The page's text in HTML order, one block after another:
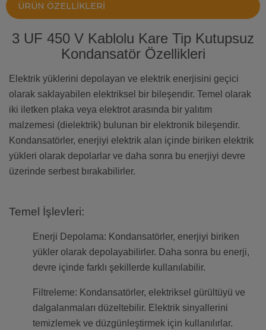
ÜRÜN ÖZELLIKLERI
3 UF 450 V Kablolu Kare Tip Kutupsuz
Kondansatör Özellikleri
Elektrik yüklerini depolayan ve elektrik enerjisini geçici
olarak saklayabilen elektriksel bir bileşendir. Temel olarak
iki iletken plaka veya elektrot arasında bir yalıtım
malzemesi (dielektrik) bulunan bir elektronik bileşendir.
Kondansatörler, enerjiyi elektrik alan içinde biriken elektrik
yükleri olarak depolarlar ve daha sonra bu enerjiyi devre
üzerinde serbest bırakabilirler.
Temel İşlevleri:
Enerji Depolama: Kondansatörler, enerjiyi biriken
yükler olarak depolayabilirler. Daha sonra bu enerji,
devre içinde farklı şekillerde kullanılabilir.
Filtreleme: Kondansatörler, elektriksel gürültüyü ve
dalgalanmaları düzeltebilir. Elektrik sinyallerini
temizlemek ve düzgünleştirmek için kullanılırlar.